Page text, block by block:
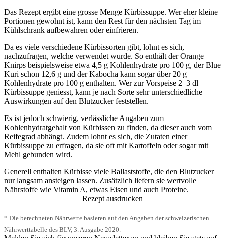
Das Rezept ergibt eine grosse Menge Kürbissuppe. Wer eher kleine
Portionen gewohnt ist, kann den Rest für den nächsten Tag im
Kühlschrank aufbewahren oder einfrieren.
Da es viele verschiedene Kürbissorten gibt, lohnt es sich,
nachzufragen, welche verwendet wurde. So enthält derOrange
Knirps beispielsweise etwa 4,5 g Kohlenhydrate pro 100 g, derBlue
Kuri schon 12,6 g und derKabocha kann sogar über 20 g
Kohlenhydrate pro 100 g enthalten. Wer zur Vorspeise 2–3 dl
Kürbissuppe geniesst, kann je nach Sorte sehr unterschiedliche
Auswirkungen auf den Blutzucker feststellen.
Es ist jedoch schwierig, verlässliche Angaben zum
Kohlenhydratgehalt von Kürbissen zu finden, da dieser auch vom
Reifegrad abhängt. Zudem lohnt es sich, die Zutaten einer
Kürbissuppe zu erfragen, da sie oft mit Kartoffeln oder sogar mit
Mehl gebunden wird.
Generell enthalten Kürbisse viele Ballaststoffe, die den Blutzucker
nur langsam ansteigen lassen. Zusätzlich liefern sie wertvolle
Nährstoffe wie Vitamin A, etwas Eisen und auch Proteine.
Rezept ausdrucken
* Die berechneten Nährwerte basieren auf den Angaben der schweizerischen
Nährwerttabelle des BLV, 3. Ausgabe 2020.